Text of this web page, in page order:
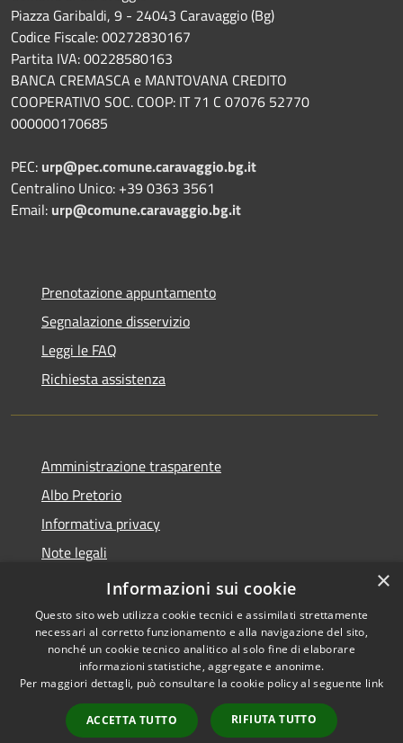
Piazza Garibaldi, 9 - 24043 Caravaggio (Bg)
Codice Fiscale: 00272830167
Partita IVA: 00228580163
BANCA CREMASCA e MANTOVANA CREDITO
COOPERATIVO SOC. COOP: IT 71 C 07076 52770
000000170685
PEC: urp@pec.comune.caravaggio.bg.it
Centralino Unico: +39 0363 3561
Email: urp@comune.caravaggio.bg.it
Prenotazione appuntamento
Segnalazione disservizio
Leggi le FAQ
Richiesta assistenza
Amministrazione trasparente
Albo Pretorio
Informativa privacy
Note legali
Dichiarazione di accessibilità
Accessibilità
Copyright © 2026 • Comune di
Caravaggio • Powered by
Municipium•
Accesso
redazione
×
Informazioni sui cookie
Questo sito web utilizza cookie tecnici e assimilati strettamente
necessari al corretto funzionamento e alla navigazione del sito,
nonché un cookie tecnico analitico al solo fine di elaborare
informazioni statistiche, aggregate e anonime.
Per maggiori dettagli, può consultare la cookie policy al seguente link
ACCETTA TUTTO RIFIUTA TUTTO